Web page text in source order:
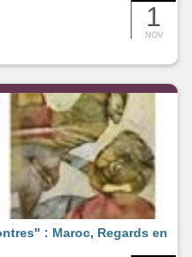
1
NOV
: Maroc, Regards en